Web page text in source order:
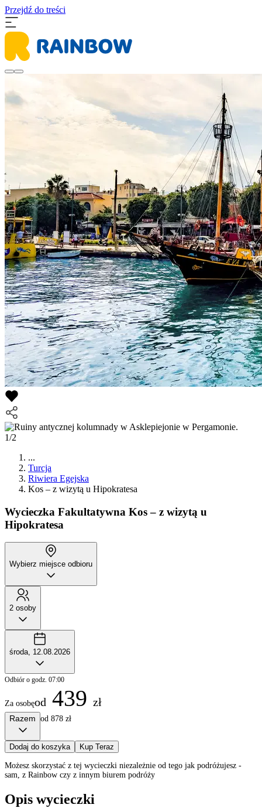
Przejdź do treści
1/2
...
Turcja
Riwiera Egejska
Kos – z wizytą u Hipokratesa
Wycieczka Fakultatywna Kos – z wizytą u
Hipokratesa
Wybierz miejsce odbioru
2 osoby
środa, 12.08.2026
Odbiór o godz. 07:00
Za osobęod 439 zł
Razem od 878 zł
Dodaj do koszyka Kup Teraz
Możesz skorzystać z tej wycieczki niezależnie od tego jak podróżujesz -
sam, z Rainbow czy z innym biurem podróży
Opis wycieczki